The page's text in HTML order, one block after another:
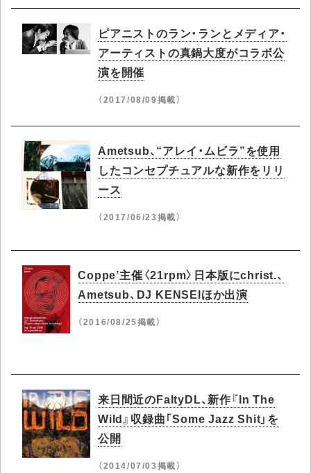
ピアニストのラン・ランとメディア・
アーティストの真鍋大度がコラボ公
演を開催
（2017/08/09掲載）
Ametsub、“アレイ・ムビラ”を使用
したコンセプチュアルな新作をリリ
ース
（2017/06/23掲載）
Coppe’主催〈21rpm〉日本版にchrist.、
Ametsub、DJ KENSEIほか出演
（2016/08/25掲載）
来日間近のFaltyDL、新作『In The
Wild』収録曲「Some Jazz Shit」を
公開
（2014/07/03掲載）